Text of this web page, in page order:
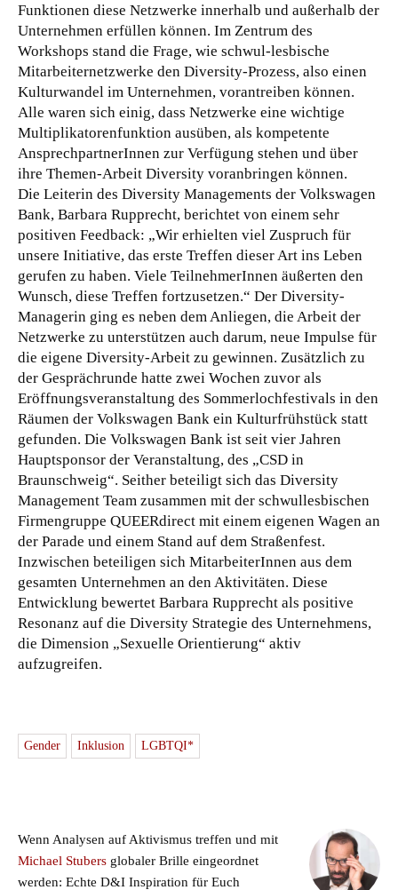
Funktionen diese Netzwerke innerhalb und außerhalb der
Unternehmen erfüllen können. Im Zentrum des
Workshops stand die Frage, wie schwul-lesbische
Mitarbeiternetzwerke den Diversity-Prozess, also einen
Kulturwandel im Unternehmen, vorantreiben können.
Alle waren sich einig, dass Netzwerke eine wichtige
Multiplikatorenfunktion ausüben, als kompetente
AnsprechpartnerInnen zur Verfügung stehen und über
ihre Themen-Arbeit Diversity voranbringen können.
Die Leiterin des Diversity Managements der Volkswagen
Bank, Barbara Rupprecht, berichtet von einem sehr
positiven Feedback: „Wir erhielten viel Zuspruch für
unsere Initiative, das erste Treffen dieser Art ins Leben
gerufen zu haben. Viele TeilnehmerInnen äußerten den
Wunsch, diese Treffen fortzusetzen.“ Der Diversity-
Managerin ging es neben dem Anliegen, die Arbeit der
Netzwerke zu unterstützen auch darum, neue Impulse für
die eigene Diversity-Arbeit zu gewinnen. Zusätzlich zu
der Gesprächrunde hatte zwei Wochen zuvor als
Eröffnungsveranstaltung des Sommerlochfestivals in den
Räumen der Volkswagen Bank ein Kulturfrühstück statt
gefunden. Die Volkswagen Bank ist seit vier Jahren
Hauptsponsor der Veranstaltung, des „CSD in
Braunschweig“. Seither beteiligt sich das Diversity
Management Team zusammen mit der schwullesbischen
Firmengruppe QUEERdirect mit einem eigenen Wagen an
der Parade und einem Stand auf dem Straßenfest.
Inzwischen beteiligen sich MitarbeiterInnen aus dem
gesamten Unternehmen an den Aktivitäten. Diese
Entwicklung bewertet Barbara Rupprecht als positive
Resonanz auf die Diversity Strategie des Unternehmens,
die Dimension „Sexuelle Orientierung“ aktiv
aufzugreifen.
Gender Inklusion LGBTQI*
Wenn Analysen auf Aktivismus treffen und mit
Michael Stubers globaler Brille eingeordnet
werden: Echte D&I Inspiration für Euch